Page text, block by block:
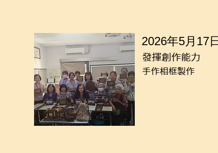
2026年5月17
發揮創作能力
手作相框製作